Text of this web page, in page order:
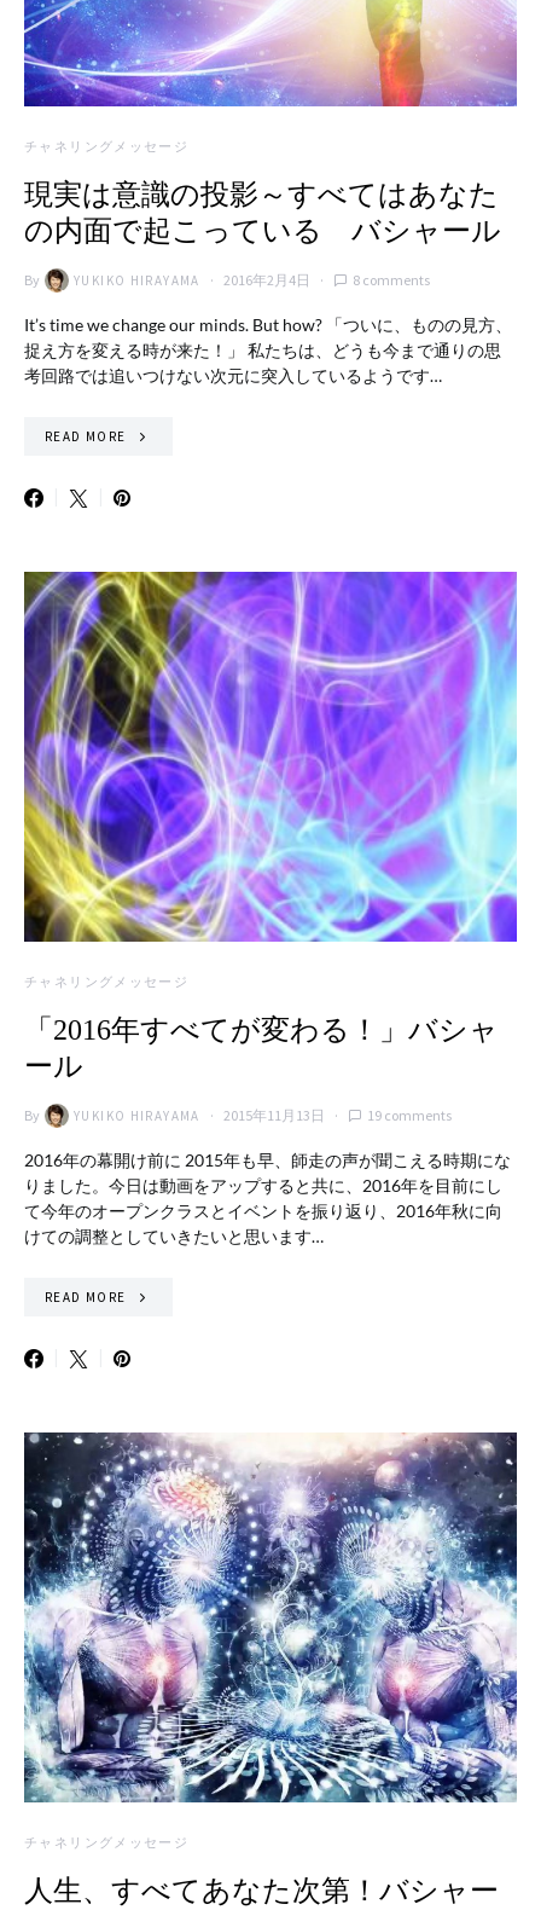
チャネリングメッセージ
現実は意識の投影～すべてはあなた
の内面で起こっている バシャール
By YUKIKO HIRAYAMA 2016年2月4日 8 comments
It’s time we change our minds. But how? 「ついに、ものの見方、
捉え方を変える時が来た！」 私たちは、どうも今まで通りの思
考回路では追いつけない次元に突入しているようです…
READ MORE
チャネリングメッセージ
「2016年すべてが変わる！」バシャ
ール
By YUKIKO HIRAYAMA 2015年11月13日 19 comments
2016年の幕開け前に 2015年も早、師走の声が聞こえる時期にな
りました。今日は動画をアップすると共に、2016年を目前にし
て今年のオープンクラスとイベントを振り返り、2016年秋に向
けての調整としていきたいと思います…
READ MORE
チャネリングメッセージ
人生、すべてあなた次第！バシャー